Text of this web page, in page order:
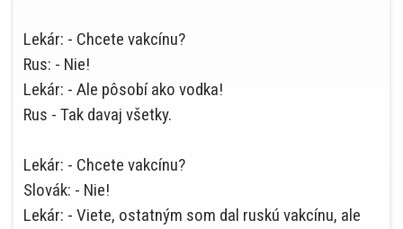
Lekár: - Chcete vakcínu?
Rus: - Nie!
Lekár: - Ale pôsobí ako vodka!
Rus - Tak davaj všetky.
Lekár: - Chcete vakcínu?
Slovák: - Nie!
Lekár: - Viete, ostatným som dal ruskú vakcínu, ale